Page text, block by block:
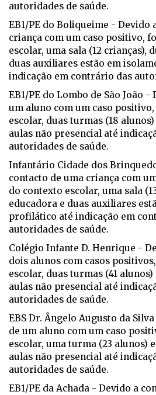
autoridades de saúde.
EB1/PE do Boliqueime - Devido
criança com um caso positivo,
escolar, uma sala (12 crianças),
duas auxiliares estão em
indicação em contrário das
EB1/PE do Lombo de São João
um aluno com um caso
escolar, duas turmas (18
aulas não presencial até
autoridades de saúde.
Infantário Cidade dos
contacto de uma criança com
do contexto escolar, uma sala
educadora e duas auxiliares
profilático até indicação em
autoridades de saúde.
Colégio Infante D. Henrique -
dois alunos com casos
escolar, duas turmas (41
aulas não presencial até
autoridades de saúde.
EBS Dr. Ângelo Augusto da
de um aluno com um caso
escolar, uma turma (23 alunos)
aulas não presencial até
autoridades de saúde.
EB1/PE da Achada - Devido a